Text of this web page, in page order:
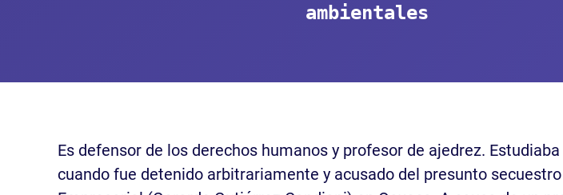
ambientales
Es defensor de los derechos humanos y profesor de ajedrez.
cuando fue detenido arbitrariamente y acusado del presunto